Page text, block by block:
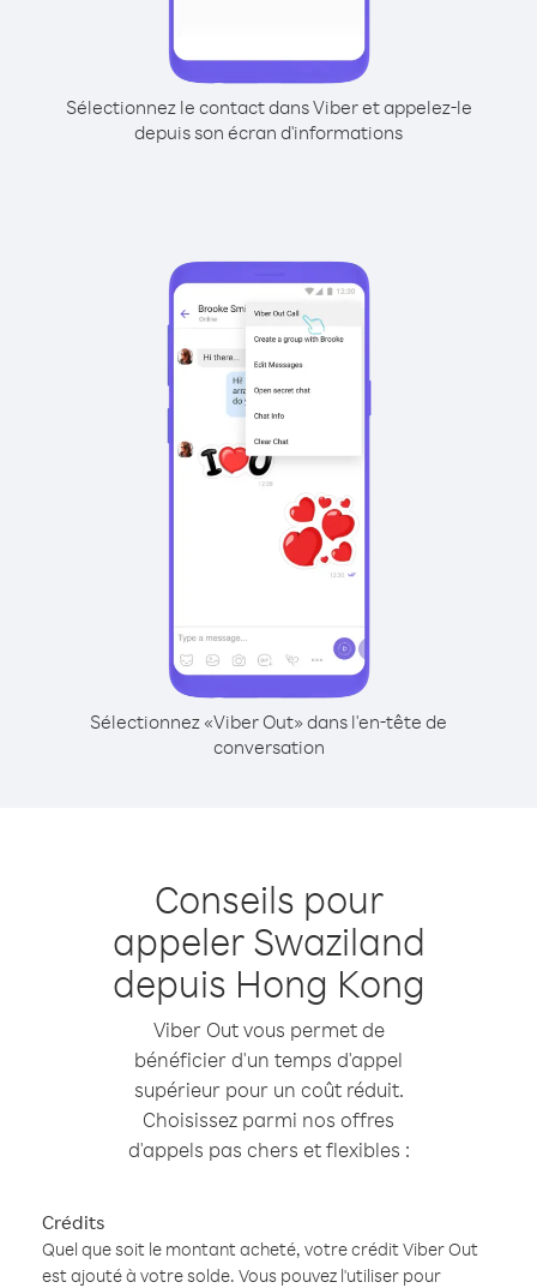
Sélectionnez le contact dans Viber et appelez-le
depuis son écran d'informations
Sélectionnez «Viber Out» dans l'en-tête de
conversation
Conseils pour
appeler Swaziland
depuis Hong Kong
Viber Out vous permet de
bénéficier d'un temps d'appel
supérieur pour un coût réduit.
Choisissez parmi nos offres
d'appels pas chers et flexibles :
Crédits
Quel que soit le montant acheté, votre crédit Viber Out
est ajouté à votre solde. Vous pouvez l'utiliser pour